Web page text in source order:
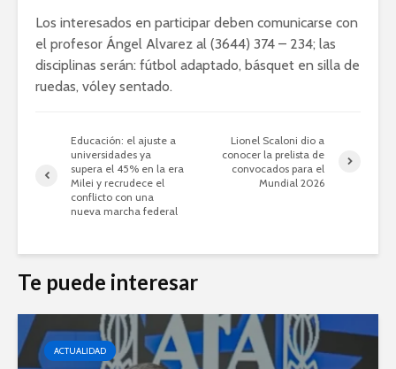
Los interesados en participar deben comunicarse con
el profesor Ángel Alvarez al (3644) 374 – 234; las
disciplinas serán: fútbol adaptado, básquet en silla de
ruedas, vóley sentado.
Educación: el ajuste a
universidades ya
supera el 45% en la era
Milei y recrudece el
conflicto con una
nueva marcha federal
Lionel Scaloni dio a
conocer la prelista de
convocados para el
Mundial 2026
Te puede interesar
ACTUALIDAD